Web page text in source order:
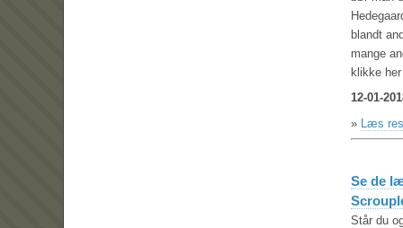
blandt
mange
klikke
12-01-
» Læs
Se de
Står du